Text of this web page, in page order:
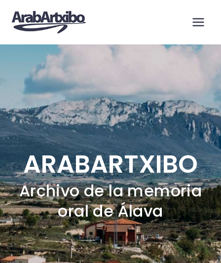
contenido
ARABARTXIBO
Archivo de la memoria
oral de Álava